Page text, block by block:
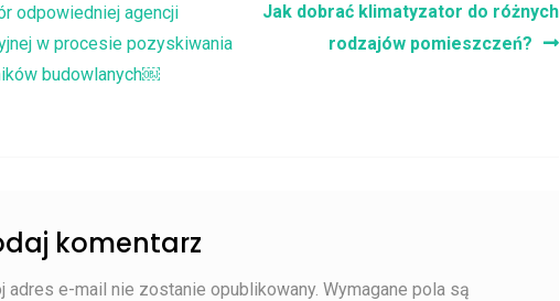
wpisu
odpowiedniej agencji
w procesie pozyskiwania
budowlanych￼
Jak dobrać klimatyzator do różnych
rodzajów pomieszczeń?
komentarz
adres e-mail nie zostanie opublikowany. Wymagane pola są